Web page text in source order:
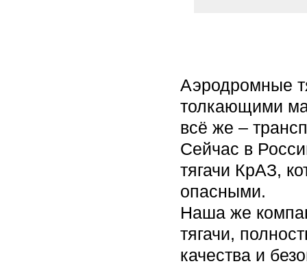
Аэродромные
толкающими
всё же –
Сейчас в
тягачи КрАЗ,
опасными.
Наша же
тягачи,
качества и